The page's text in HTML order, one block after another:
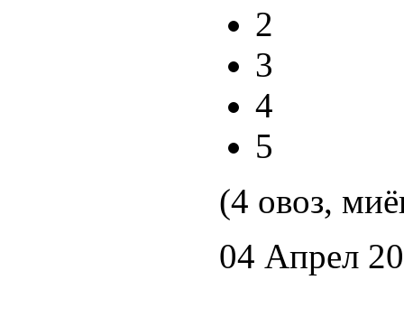
2
3
4
5
(4 овоз,
04 Апрел